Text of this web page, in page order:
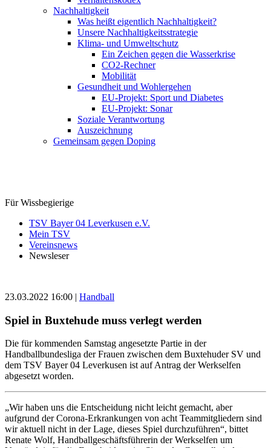
Nachhaltigkeit
Was heißt eigentlich Nachhaltigkeit?
Unsere Nachhaltigkeitsstrategie
Klima- und Umweltschutz
Ein Zeichen gegen die Wasserkrise
CO2-Rechner
Mobilität
Gesundheit und Wohlergehen
EU-Projekt: Sport und Diabetes
EU-Projekt: Sonar
Soziale Verantwortung
Auszeichnung
Gemeinsam gegen Doping
Für Wissbegierige
TSV Bayer 04 Leverkusen e.V.
Mein TSV
Vereinsnews
Newsleser
23.03.2022 16:00 | Handball
Spiel in Buxtehude muss verlegt werden
Die für kommenden Samstag angesetzte Partie in der
Handballbundesliga der Frauen zwischen dem Buxtehuder SV und
dem TSV Bayer 04 Leverkusen ist auf Antrag der Werkselfen
abgesetzt worden.
„Wir haben uns die Entscheidung nicht leicht gemacht, aber
aufgrund der Corona-Erkrankungen von acht Teammitgliedern sind
wir aktuell nicht in der Lage, dieses Spiel durchzuführen“, bittet
Renate Wolf, Handballgeschäftsführerin der Werkselfen um